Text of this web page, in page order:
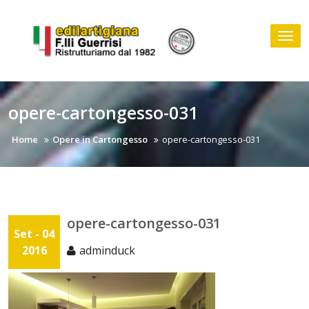
content
opere-cartongesso-031
Home Opere in Cartongesso opere-cartongesso-031
Set - 04
2016
opere-cartongesso-031
adminduck